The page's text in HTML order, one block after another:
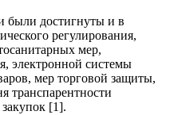
были достигнуты и в
регулирования,
мер,
электронной системы
мер торговой защиты,
транспарентности
[1].